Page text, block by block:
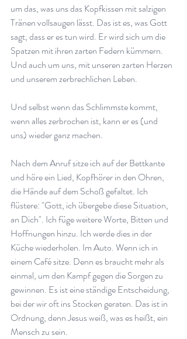
um das, was uns das Kopfkissen mit salzigen
Tränen vollsaugen lässt. Das ist es, was Gott
sagt, dass er es tun wird. Er wird sich um die
Spatzen mit ihren zarten Federn kümmern.
Und auch um uns, mit unseren zarten Herzen
und unserem zerbrechlichen Leben.
Und selbst wenn das Schlimmste kommt,
wenn alles zerbrochen ist, kann er es (und
uns) wieder ganz machen.
Nach dem Anruf sitze ich auf der Bettkante
und höre ein Lied, Kopfhörer in den Ohren,
die Hände auf dem Schoß gefaltet. Ich
flüstere: "Gott, ich übergebe diese Situation,
an Dich". Ich füge weitere Worte, Bitten und
Hoffnungen hinzu. Ich werde dies in der
Küche wiederholen. Im Auto. Wenn ich in
einem Café sitze. Denn es braucht mehr als
einmal, um den Kampf gegen die Sorgen zu
gewinnen. Es ist eine ständige Entscheidung,
bei der wir oft ins Stocken geraten. Das ist in
Ordnung, denn Jesus weiß, was es heißt, ein
Mensch zu sein.